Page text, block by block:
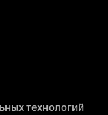
технологий